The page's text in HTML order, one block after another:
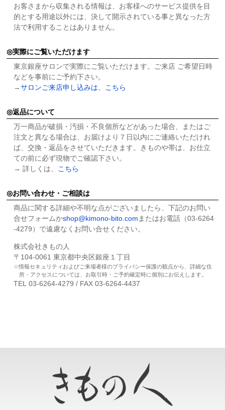
お客さまから収集される情報は、お客様へのサービス提供を目
的とする用途以外には、決して開示されている事と異なった方
法で利用することはありません。
実際にご覧いただけます
東京銀座サロンで実際にご覧いただけます。ご来店 ご希望日時
などを事前にご予約下さい。
→サロンご来店申し込みは、こちら
返品について
万一商品が破損・汚損・不良個所などがあった場合、またはご
注文と異なる場合は、お届けより７日以内にご連絡いただけれ
ば、交換・返品をさせていただきます。きものや帯は、お仕立
ての前に必ず現物でご確認下さい。
→ 詳しくは、
こちら
お問い合わせ・ご相談は
商品に関する詳細や不明な点がございましたら、下記のお問い
合せフォームかshop@kimono-bito.com またはお電話（03-6264
-4279）で遠慮なくお問い合せください。
株式会社きもの人
〒104-0061 東京都中央区銀座１丁目
情報セキュリティおよびご来場者様のプライバシー保護の観点から、詳細な住
所・アクセスについては、お取引時・ご予約確定時に個別にお伝えします。
TEL 03-6264-4279 / FAX 03-6264-4437